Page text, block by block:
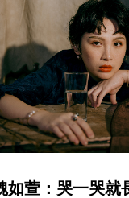
如萱：哭一哭就